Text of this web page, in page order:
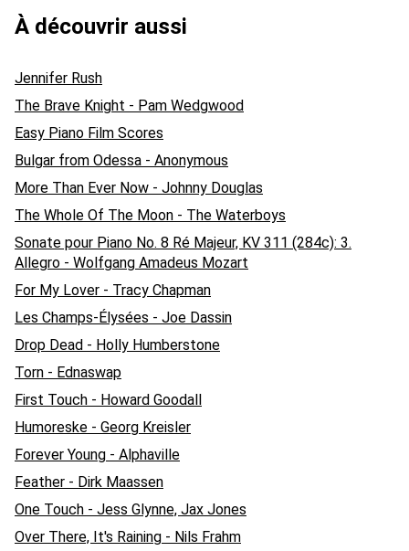
À découvrir aussi
Jennifer Rush
The Brave Knight - Pam Wedgwood
Easy Piano Film Scores
Bulgar from Odessa - Anonymous
More Than Ever Now - Johnny Douglas
The Whole Of The Moon - The Waterboys
Sonate pour Piano No. 8 Ré Majeur, KV 311 (284c): 3.
Allegro - Wolfgang Amadeus Mozart
For My Lover - Tracy Chapman
Les Champs-Élysées - Joe Dassin
Drop Dead - Holly Humberstone
Torn - Ednaswap
First Touch - Howard Goodall
Humoreske - Georg Kreisler
Forever Young - Alphaville
Feather - Dirk Maassen
One Touch - Jess Glynne, Jax Jones
Over There, It's Raining - Nils Frahm